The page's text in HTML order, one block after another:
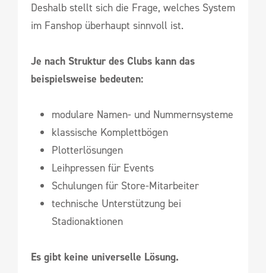
Deshalb stellt sich die Frage, welches System
im Fanshop überhaupt sinnvoll ist.
Je nach Struktur des Clubs kann das
beispielsweise bedeuten:
modulare Namen- und Nummernsysteme
klassische Komplettbögen
Plotterlösungen
Leihpressen für Events
Schulungen für Store-Mitarbeiter
technische Unterstützung bei
Stadionaktionen
Es gibt keine universelle Lösung.